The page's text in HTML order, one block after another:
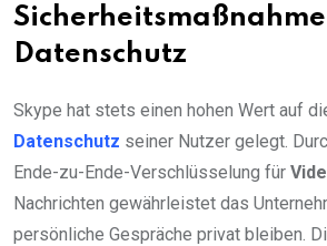
Datenschutz
Skype hat stets einen hohen Wert auf
Datenschutz seiner Nutzer gelegt.
Ende-zu-Ende-Verschlüsselung für
Nachrichten gewährleistet das
persönliche Gespräche privat bleiben.